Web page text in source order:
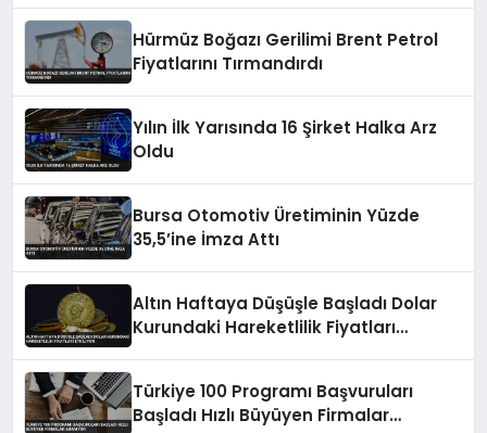
Hürmüz Boğazı Gerilimi Brent Petrol
Fiyatlarını Tırmandırdı
Yılın İlk Yarısında 16 Şirket Halka Arz
Oldu
Bursa Otomotiv Üretiminin Yüzde
35,5’ine İmza Attı
Altın Haftaya Düşüşle Başladı Dolar
Kurundaki Hareketlilik Fiyatları
Türkiye 100 Programı Başvuruları
Başladı Hızlı Büyüyen Firmalar